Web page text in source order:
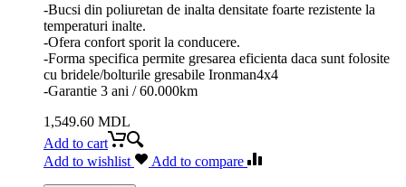
-Bucsi din poliuretan de inalta densitate foarte rezistente la
temperaturi inalte.
-Ofera confort sporit la conducere.
-Forma specifica permite gresarea eficienta daca sunt folosite
cu bridele/bolturile gresabile Ironman4x4
-Garantie 3 ani / 60.000km
1,549.60 MDL
Add to cart
Add to wishlist
Add to compare